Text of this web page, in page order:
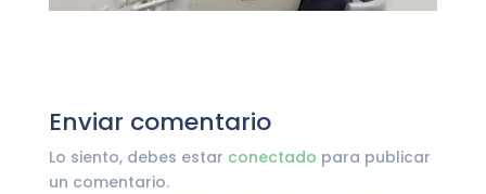
Enviar comentario
Lo siento, debes estar conectado para publicar
un comentario.